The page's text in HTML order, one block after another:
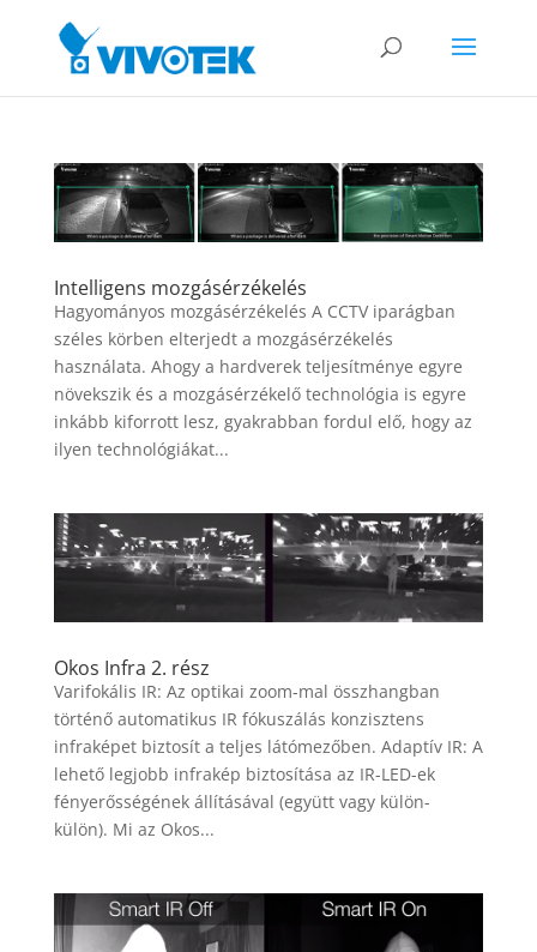
Intelligens mozgásérzékelés
Hagyományos mozgásérzékelés A CCTV iparágban
széles körben elterjedt a mozgásérzékelés
használata. Ahogy a hardverek teljesítménye egyre
növekszik és a mozgásérzékelő technológia is egyre
inkább kiforrott lesz, gyakrabban fordul elő, hogy az
ilyen technológiákat...
Okos Infra 2. rész
Varifokális IR: Az optikai zoom-mal összhangban
történő automatikus IR fókuszálás konzisztens
infraképet biztosít a teljes látómezőben. Adaptív IR: A
lehető legjobb infrakép biztosítása az IR-LED-ek
fényerősségének állításával (együtt vagy külön-
külön). Mi az Okos...